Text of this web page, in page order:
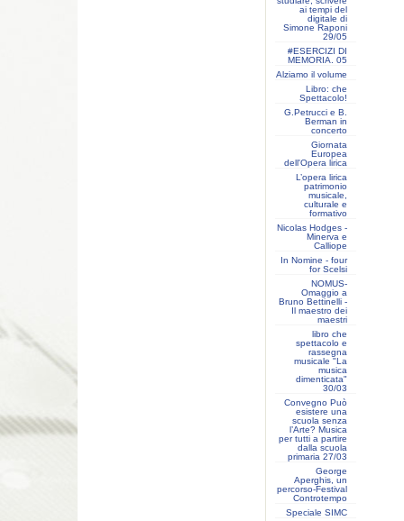
ai tempi del
digitale di
Simone Raponi
29/05
#ESERCIZI DI
MEMORIA. 05
Alziamo il volume
Libro: che
Spettacolo!
G.Petrucci e B.
Berman in
concerto
Giornata
Europea
dell'Opera lirica
L’opera lirica
patrimonio
musicale,
culturale e
formativo
Nicolas Hodges -
Minerva e
Calliope
In Nomine - four
for Scelsi
NOMUS-
Omaggio a
Bruno Bettinelli -
Il maestro dei
maestri
libro che
spettacolo e
rassegna
musicale "La
musica
dimenticata"
30/03
Convegno Può
esistere una
scuola senza
l’Arte? Musica
per tutti a partire
dalla scuola
primaria 27/03
George
Aperghis, un
percorso-Festival
Controtempo
Speciale SIMC